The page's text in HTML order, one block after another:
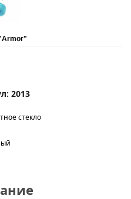
2013
стекло